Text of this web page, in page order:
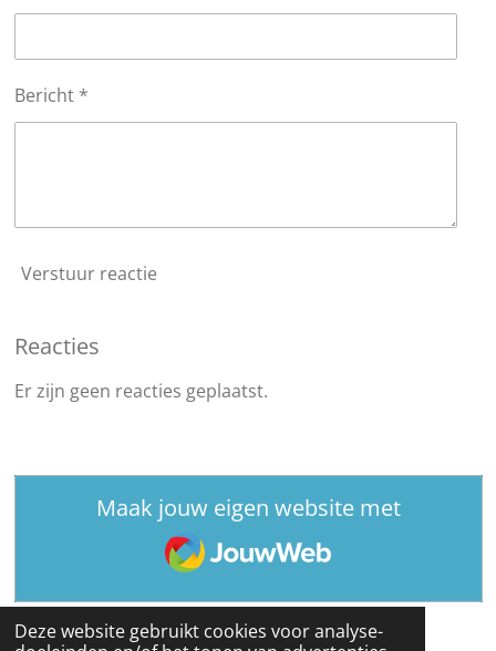
Deze website gebruikt cookies voor analyse-
Bericht *
Verstuur reactie
Reacties
Er zijn geen reacties geplaatst.
Maak jouw eigen website met
JouwWeb